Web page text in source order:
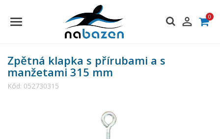
 0
Zpětná klapka s přírubami a s
manžetami 315 mm
Kód: 052730315